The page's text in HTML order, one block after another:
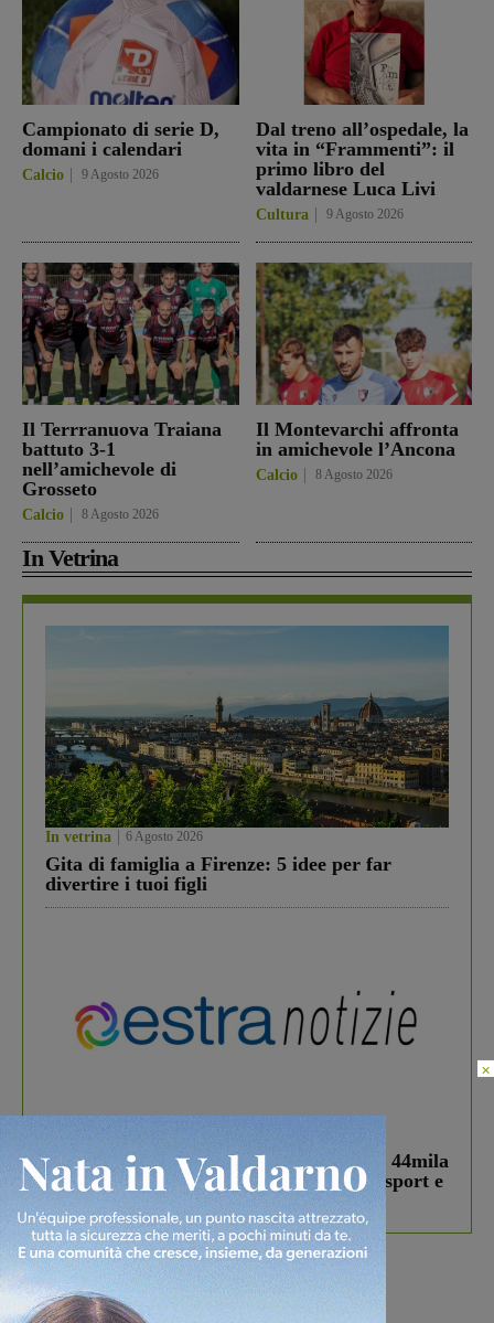
Campionato di serie D,
domani i calendari
Calcio 9 Agosto 2026
Dal treno all’ospedale, la
vita in “Frammenti”: il
primo libro del
valdarnese Luca Livi
Cultura 9 Agosto 2026
Il Terrranuova Traiana
battuto 3-1
nell’amichevole di
Grosseto
Calcio 8 Agosto 2026
Il Montevarchi affronta
in amichevole l’Ancona
Calcio 8 Agosto 2026
In Vetrina
In vetrina 6 Agosto 2026
Gita di famiglia a Firenze: 5 idee per far
divertire i tuoi figli
Estra Notizie agosto: Smart Cities, oltre 44mila
studenti coinvolti, torna il bando per lo sport e
debutta il podcast Estrair
×